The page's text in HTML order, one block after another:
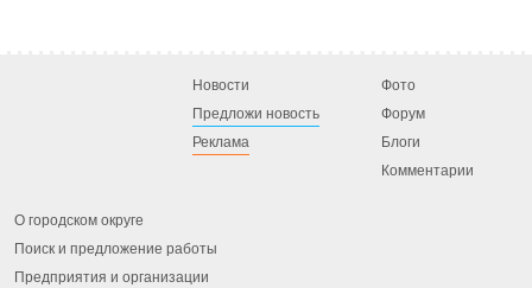
Новости
Предложи новость
Реклама
Фото
Форум
Блоги
Комментарии
О городском округе
Поиск и предложение работы
Предприятия и организации